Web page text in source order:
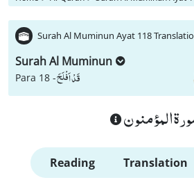
Surah Al Muminun Ayat 118
Surah Al Muminun
Para 18 -قَدْ اَفْلَحَ
المؤمنون
Reading Translation